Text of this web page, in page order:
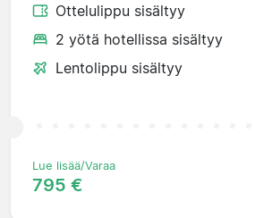
Ottelulippu sisältyy
2 yötä hotellissa sisältyy
Lentolippu sisältyy
Lue lisää/Varaa
795 €